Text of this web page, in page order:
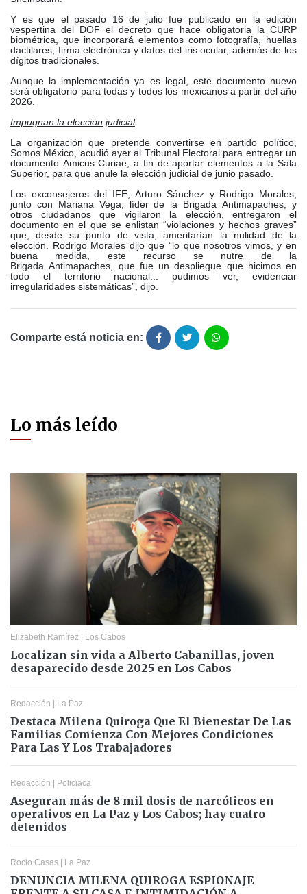
Y es que el pasado 16 de julio fue publicado en la edición
vespertina del DOF el decreto que hace obligatoria la CURP
biométrica, que incorporará elementos como fotografía, huellas
dactilares, firma electrónica y datos del iris ocular, además de los
dígitos tradicionales.
Aunque la implementación ya es legal, este documento nuevo
será obligatorio para todas y todos los mexicanos a partir del año
2026.
Impugnan la elección judicial
La organización que pretende convertirse en partido político,
Somos México, acudió ayer al Tribunal Electoral para entregar un
documento Amicus Curiae, a fin de aportar elementos a la Sala
Superior, para que anule la elección judicial de junio pasado.
Los exconsejeros del IFE, Arturo Sánchez y Rodrigo Morales,
junto con Mariana Vega, líder de la Brigada Antimapaches, y
otros ciudadanos que vigilaron la elección, entregaron el
documento en el que se enlistan “violaciones y hechos graves”
que, desde su punto de vista, ameritarían la nulidad de la
elección. Rodrigo Morales dijo que “lo que nosotros vimos, y en
buena medida, este recurso se nutre de la
Brigada Antimapaches, que fue un despliegue que hicimos en
todo el territorio nacional... pudimos ver, evidenciar
irregularidades sistemáticas”, dijo.
Comparte está noticia en:
Lo más leído
Elizabeth Ramírez | Los Cabos
Localizan sin vida a Alberto Cabanillas, joven
desaparecido desde 2025 en Los Cabos
Redacción | La Paz
Destaca Milena Quiroga Que El Bienestar De Las
Familias Comienza Con Mejores Condiciones
Para Las Y Los Trabajadores
Redacción | Policiaca
Aseguran más de 8 mil dosis de narcóticos en
operativos en La Paz y Los Cabos; hay cuatro
detenidos
Rocio Casas | La Paz
DENUNCIA MILENA QUIROGA ESPIONAJE